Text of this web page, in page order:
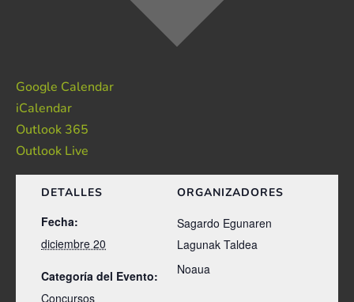
Google Calendar
iCalendar
Outlook 365
Outlook Live
DETALLES
Fecha:
diciembre 20
Categoría del Evento:
Concursos
ORGANIZADORES
Sagardo Egunaren
Lagunak Taldea
Noaua